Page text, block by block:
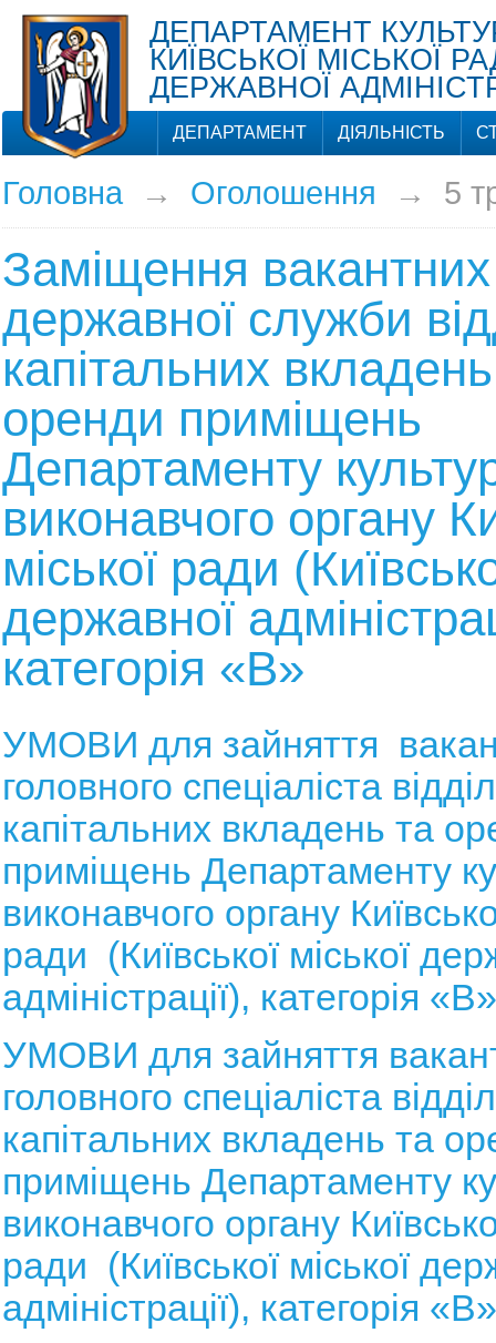
ДЕПАРТАМЕНТ
КИЇВСЬКОЇ МІСЬКОЇ
ДЕРЖАВНОЇ
ДЕПАРТАМЕНТ ДІЯЛЬНІСТЬ
Головна→ Оголошення → 5
Заміщення
державної служби
капітальних
оренди приміщень
Департаменту
виконавчого органу
міської ради
державної
категорія «В»
УМОВИ для зайняття
головного спеціаліста
капітальних вкладень та
приміщень Департаменту
виконавчого органу
ради (Київської міської
адміністрації), категорія «В»
УМОВИ для зайняття
головного спеціаліста
капітальних вкладень та
приміщень Департаменту
виконавчого органу
ради (Київської міської
адміністрації), категорія «В»